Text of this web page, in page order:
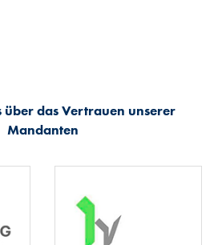
das Vertrauen unserer
Mandanten